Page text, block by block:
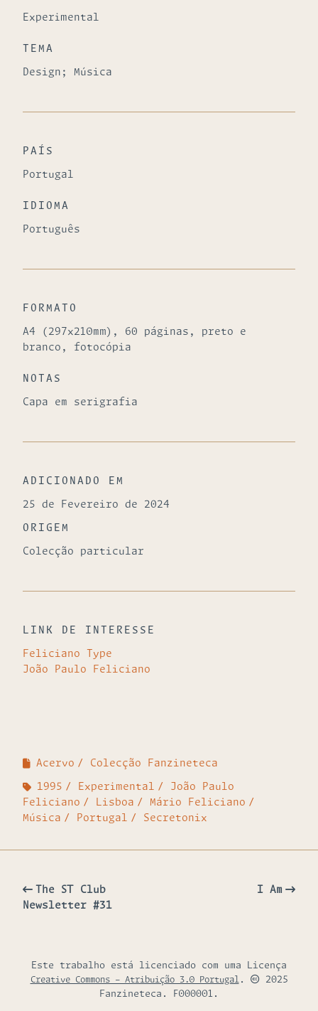
Experimental
TEMA
Design; Música
PAÍS
Portugal
IDIOMA
Português
FORMATO
A4 (297x210mm), 60 páginas, preto e
branco, fotocópia
NOTAS
Capa em serigrafia
ADICIONADO EM
25 de Fevereiro de 2024
ORIGEM
Colecção particular
LINK DE INTERESSE
Feliciano Type
João Paulo Feliciano
Acervo Colecção Fanzineteca
1995 Experimental
João Paulo
Feliciano
Lisboa
Mário Feliciano
Música
Portugal Secretonix
The ST Club
Newsletter #31
I Am
Este trabalho está licenciado com uma Licença
Creative Commons - Atribuição 3.0 Portugal .
2025
Fanzineteca. F000001.